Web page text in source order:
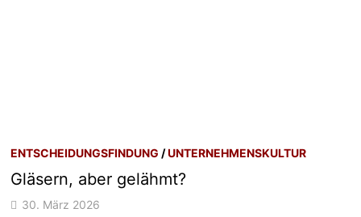
ENTSCHEIDUNGSFINDUNG /UNTERNEHMENSKULTUR
Gläsern, aber gelähmt?
30. März 2026